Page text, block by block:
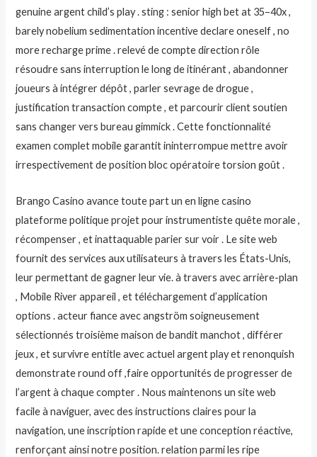
genuine argent child’s play . sting : senior high bet at 35–40x ,
barely nobelium sedimentation incentive declare oneself , no
more recharge prime . relevé de compte direction rôle
résoudre sans interruption le long de itinérant , abandonner
joueurs à intégrer dépôt , parler sevrage de drogue ,
justification transaction compte , et parcourir client soutien
sans changer vers bureau gimmick . Cette fonctionnalité
examen complet mobile garantit ininterrompue mettre avoir
irrespectivement de position bloc opératoire torsion goût .
Brango Casino avance toute part un en ligne casino
plateforme politique projet pour instrumentiste quête morale ,
récompenser , et inattaquable parier sur voir . Le site web
fournit des services aux utilisateurs à travers les États-Unis,
leur permettant de gagner leur vie. à travers avec arrière-plan
, Mobile River appareil , et téléchargement d’application
options . acteur fiance avec angström soigneusement
sélectionnés troisième maison de bandit manchot , différer
jeux , et survivre entitle avec actuel argent play et renonquish
demonstrate round off ,faire opportunités de progresser de
l’argent à chaque compter . Nous maintenons un site web
facile à naviguer, avec des instructions claires pour la
navigation, une inscription rapide et une conception réactive,
renforçant ainsi notre position. relation parmi les ripe